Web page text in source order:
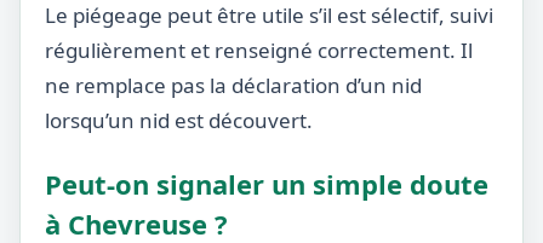
Le piégeage peut être utile s’il est sélectif, suivi
régulièrement et renseigné correctement. Il
ne remplace pas la déclaration d’un nid
lorsqu’un nid est découvert.
Peut-on signaler un simple doute
à Chevreuse ?